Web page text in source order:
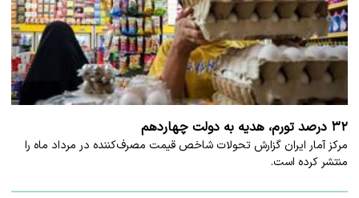
۳۲ درصد تورم، هدیه به دولت چهاردهم
مرکز آمار ایران گزارش تحولات شاخص قیمت مصرف‌کننده در مرداد ماه را
منتشر کرده است.